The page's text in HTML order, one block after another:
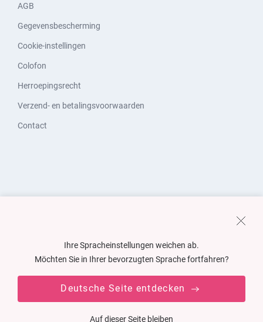
AGB
Gegevensbescherming
Cookie-instellingen
Colofon
Herroepingsrecht
Verzend- en betalingsvoorwaarden
Contact
Ihre Spracheinstellungen weichen ab.
Möchten Sie in Ihrer bevorzugten Sprache fortfahren?
Deutsche Seite entdecken
Auf dieser Seite bleiben